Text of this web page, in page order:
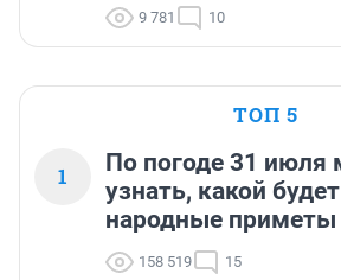
9 781 10
ТОП 5
1
По погоде 31
узнать, какой
народные приметы
158 519 15